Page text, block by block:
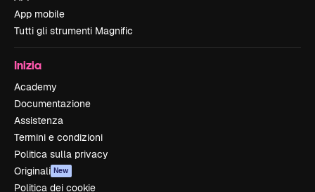
App mobile
Tutti gli strumenti Magnific
Inizia
Academy
Documentazione
Assistenza
Termini e condizioni
Politica sulla privacy
Originali New
Politica dei cookie